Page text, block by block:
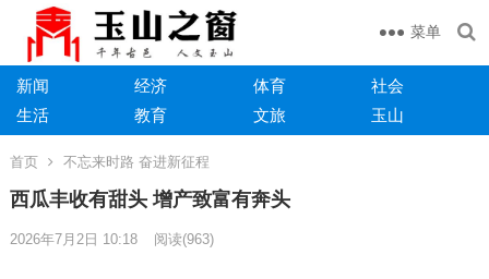
菜单
新闻 经济 体育
社会
生活
教育 文旅 玉山
首页 不忘来时路 奋进新征程
西瓜丰收有甜头 增产致富有奔头
2026年7月2日 10:18 阅读(963)